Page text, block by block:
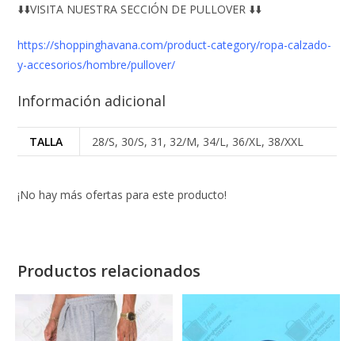
⬇️⬇️VISITA NUESTRA SECCIÓN DE PULLOVER ⬇️⬇️
https://shoppinghavana.com/product-category/ropa-calzado-
y-accesorios/hombre/pullover/
Información adicional
TALLA 28/S, 30/S, 31, 32/M, 34/L, 36/XL, 38/XXL
¡No hay más ofertas para este producto!
Productos relacionados